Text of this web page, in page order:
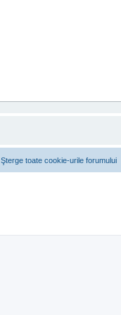
Şterge toate cookie-urile forumului